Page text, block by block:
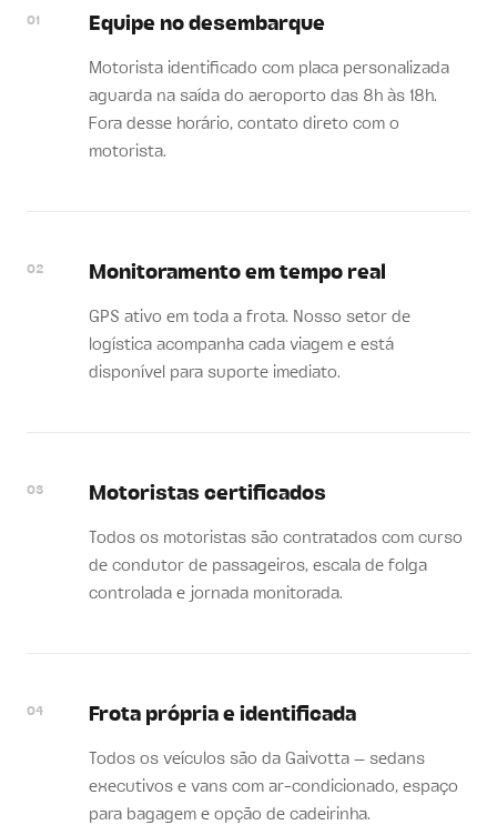
01 Equipe no desembarque
Motorista identificado com placa personalizada
aguarda na saída do aeroporto das 8h às 18h.
Fora desse horário, contato direto com o
motorista.
02 Monitoramento em tempo real
GPS ativo em toda a frota. Nosso setor de
logística acompanha cada viagem e está
disponível para suporte imediato.
03 Motoristas certificados
Todos os motoristas são contratados com curso
de condutor de passageiros, escala de folga
controlada e jornada monitorada.
04 Frota própria e identificada
Todos os veículos são da Gaivotta — sedans
executivos e vans com ar-condicionado, espaço
para bagagem e opção de cadeirinha.